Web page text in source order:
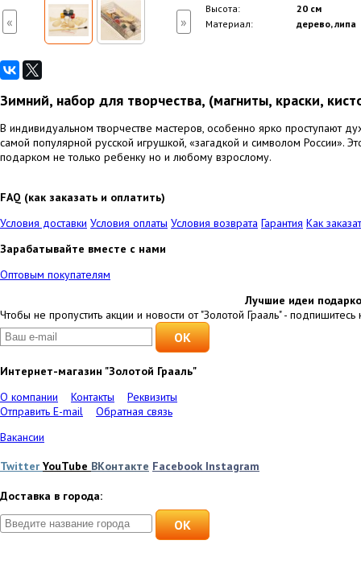
« »
Высота:
20 см
Материал:
дерево, липа
Зимний, набор для творчества, (магниты, краски,
В индивидуальном творчестве мастеров, особенно ярко проступают
самой популярной русской игрушкой, «загадкой и символом России».
подарком не только ребенку но и любому взрослому.
FAQ (как заказать и оплатить)
Условия доставки Условия оплаты Условия возврата Гарантия Как
Зарабатывайте вместе с нами
Оптовым покупателям
Лучшие идеи
Чтобы не пропустить акции и новости от "Золотой Грааль" - подпишитесь
Интернет-магазин "Золотой Грааль"
О компании
Контакты
Реквизиты
Отправить E-mail
Обратная связь
Вакансии
Twitter YouTube ВКонтакте Facebook Instagram
Доставка в города:
OK